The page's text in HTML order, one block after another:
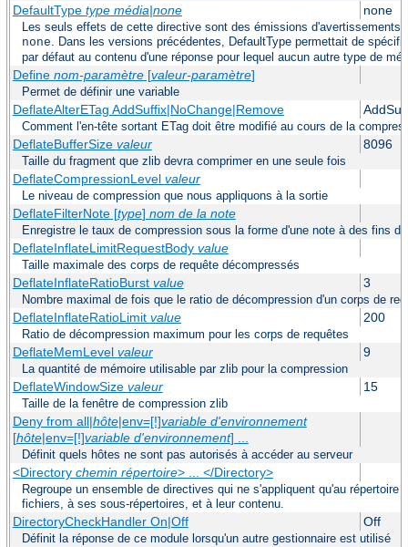
DefaultType type média|none none
Les seuls effets de cette directive sont des émissions d'avertissements
none . Dans les versions précédentes, DefaultType permettait de
par défaut au contenu d'une réponse pour lequel aucun autre type de
Define nom-paramètre[valeur-paramètre]
Permet de définir une variable
DeflateAlterETag AddSuffix|NoChange|Remove
Comment l'en-tête sortant ETag doit être modifié au cours de la
DeflateBufferSize valeur 8096
Taille du fragment que zlib devra comprimer en une seule fois
DeflateCompressionLevel valeur
Le niveau de compression que nous appliquons à la sortie
DeflateFilterNote [type] nom de la note
Enregistre le taux de compression sous la forme d'une note à des fins
DeflateInflateLimitRequestBody value
Taille maximale des corps de requête décompressés
DeflateInflateRatioBurst value 3
Nombre maximal de fois que le ratio de décompression d'un corps de
DeflateInflateRatioLimit value 200
Ratio de décompression maximum pour les corps de requêtes
DeflateMemLevel valeur 9
La quantité de mémoire utilisable par zlib pour la compression
DeflateWindowSize valeur 15
Taille de la fenêtre de compression zlib
Deny from all|hôte|env=[!]variable d'environnement
[hôte|env=[!]variable d'environnement] ...
Définit quels hôtes ne sont pas autorisés à accéder au serveur
<Directory chemin répertoire> ... </Directory>
Regroupe un ensemble de directives qui ne s'appliquent qu'au répertoire
fichiers, à ses sous-répertoires, et à leur contenu.
DirectoryCheckHandler On|Off Off
Définit la réponse de ce module lorsqu'un autre gestionnaire est utilisé